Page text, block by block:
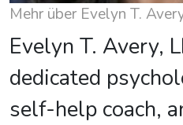
Mehr über Evelyn T.
Evelyn T. Avery,
dedicated
self-help coach,